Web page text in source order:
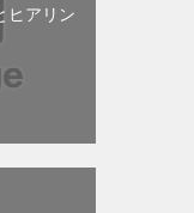
ヒアリン